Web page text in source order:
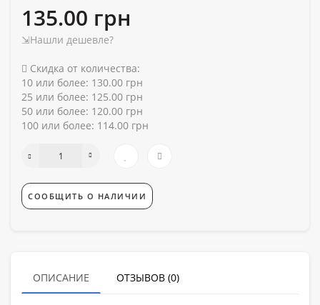
135.00 грн
⇲Нашли дешевле?
Скидка от количества:
10 или более: 130.00 грн
25 или более: 125.00 грн
50 или более: 120.00 грн
100 или более: 114.00 грн
СООБЩИТЬ О НАЛИЧИИ
ОПИСАНИЕ ОТЗЫВОВ (0)